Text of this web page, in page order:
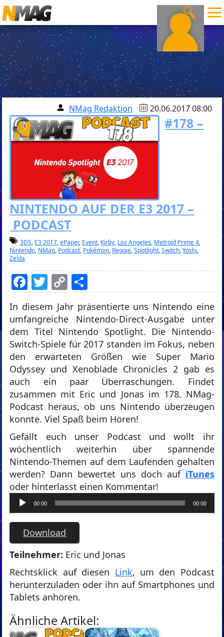
NMag Redaktion 20.06.2017 08:00
#178 –
NINTENDO AUF DER E3 2017 –
PODCAST
3DS, E3 2017,ePaper, Event, Kirby, Los Angeles, Metroid Prime 4,
Nintendo, NMag, Podcast, Pokémon, Reggie,Spotlight,Switch,Yoshi,
Zelda
Facebook
Twitter
Copy
Link
In diesem Jahr präsentierte uns Nintendo eine
umfangreiche Nintendo-Direct-Ausgabe unter
dem Titel Nintendo Spotlight. Die Nintendo-
Switch-Spiele für 2017 standen im Fokus, neben
den erwarteten Größen wie Super Mario
Odyssey und Xenoblade Chronicles 2 gab es
auch ein paar Überraschungen. Findet
zusammen mit Eric und Jonas im 178. NMag-
Podcast heraus, ob uns Nintendo überzeugen
konnte. Viel Spaß beim Hören!
Gefällt euch unser Podcast und wollt ihr
wöchentlich weiterhin über spannende
Nintendo-Themen auf dem Laufenden gehalten
werden? Dann bewertet uns doch auf iTunes
oder hinterlasst einen Kommentar!
Audio-
Player
00:00 00:00
Download
Teilnehmer: Eric und Jonas
Rechtsklick auf diesen Link, um den Podcast
herunterzuladen oder ihn auf Smartphones und
Tablets anhören.
Ähnliche Artikel: